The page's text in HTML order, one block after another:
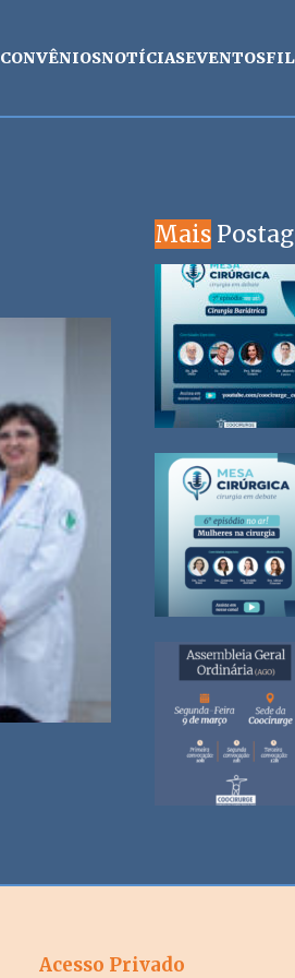
CONVÊNIOSNOTÍCIASEVENTOS
Mais
Acesso Privado